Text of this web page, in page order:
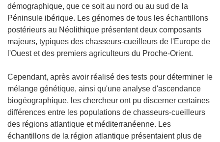
démographique, que ce soit au nord ou au sud de la
Péninsule ibérique. Les génomes de tous les échantillons
postérieurs au Néolithique présentent deux composants
majeurs, typiques des chasseurs-cueilleurs de l'Europe de
l'Ouest et des premiers agriculteurs du Proche-Orient.
Cependant, après avoir réalisé des tests pour déterminer le
mélange génétique, ainsi qu'une analyse d'ascendance
biogéographique, les chercheur ont pu discerner certaines
différences entre les populations de chasseurs-cueilleurs
des régions atlantique et méditerranéenne. Les
échantillons de la région atlantique présentaient plus de